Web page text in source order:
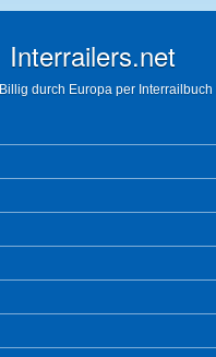
Interrailers.net
Billig durch Europa per